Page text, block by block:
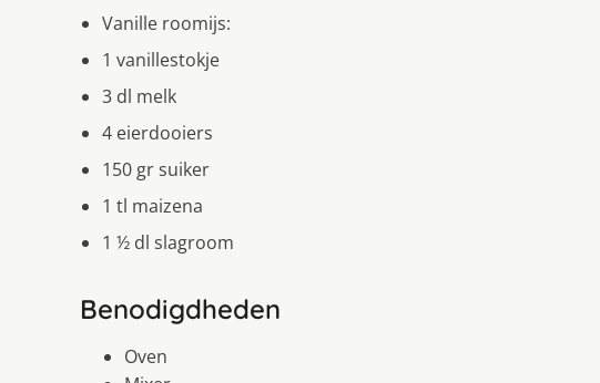
Vanille roomijs:
1 vanillestokje
3 dl melk
4 eierdooiers
150 gr suiker
1 tl maizena
1 ½ dl slagroom
Benodigdheden
Oven